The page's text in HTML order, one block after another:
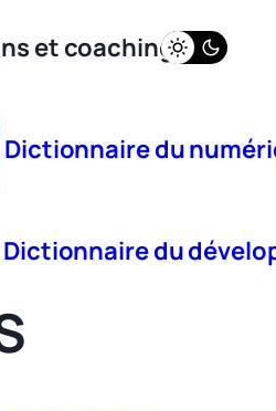
et coaching
Dictionnaire du
Dictionnaire du